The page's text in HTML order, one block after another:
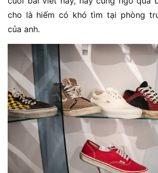
cho là hiếm có khó tìm tại phòng
của anh.